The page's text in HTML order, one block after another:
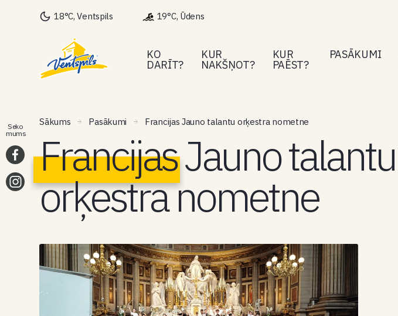
18°C, Ventspils 19°C, Ūdens
KO
DARĪT?
KUR
NAKŠŅOT?
KUR
PAĒST?
PASĀKUMI
Sākums Pasākumi Francijas Jauno talantu orķestra nometne
Francijas Jauno talantu
orķestra nometne
Seko
mums